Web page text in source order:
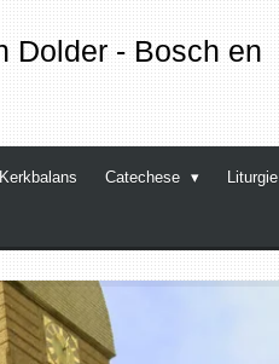
Dolder - Bosch en
Kerkbalans Catechese Liturgie